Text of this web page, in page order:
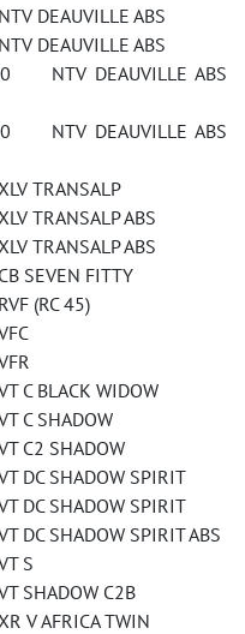
DEAUVILLE ABS
DEAUVILLE ABS
DEAUVILLE ABS
DEAUVILLE ABS
TRANSALP
TRANSALP ABS
TRANSALP ABS
FITTY
(RC 45)
BLACK WIDOW
SHADOW
SHADOW
SHADOW SPIRIT
SHADOW SPIRIT
SHADOW SPIRIT ABS
S
C2B
AFRICA TWIN